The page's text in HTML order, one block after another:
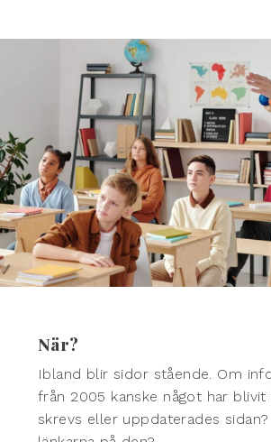
När?
Ibland blir sidor stående. Om
från 2005 kanske något har blivit
skrevs eller uppdaterades sidan?